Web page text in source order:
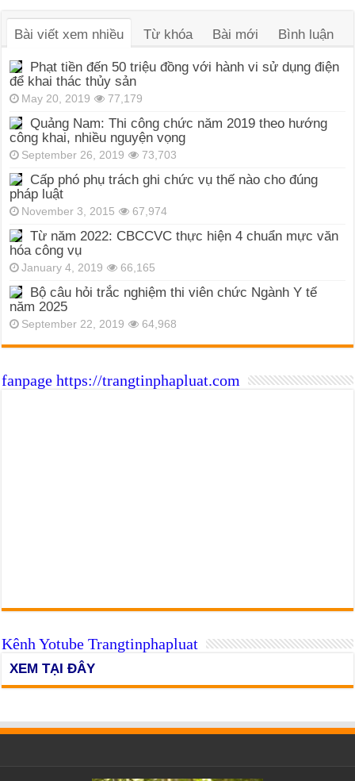
Bài viết xem nhiều Từ khóa Bài mới Bình luận
Phạt tiền đến 50 triệu đồng với hành vi sử dụng điện
để khai thác thủy sản
May 20, 2019 77,179
Quảng Nam: Thi công chức năm 2019 theo hướng
công khai, nhiều nguyện vọng
September 26, 2019 73,703
Cấp phó phụ trách ghi chức vụ thế nào cho đúng
pháp luật
November 3, 2015 67,974
Từ năm 2022: CBCCVC thực hiện 4 chuẩn mực văn
hóa công vụ
January 4, 2019 66,165
Bộ câu hỏi trắc nghiệm thi viên chức Ngành Y tế
năm 2025
September 22, 2019 64,968
fanpage https://trangtinphapluat.com
Kênh Yotube Trangtinphapluat
XEM TẠI ĐÂY